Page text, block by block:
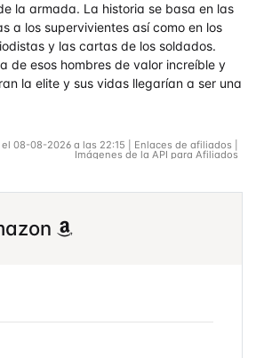
la armada. La historia se basa en las
a los supervivientes así como en los
y las cartas de los soldados.
de esos hombres de valor increíble y
la elite y sus vidas llegarían a ser una
08-08-2026 a las 22:15 | Enlaces de afiliados |
Imágenes de la API para Afiliados